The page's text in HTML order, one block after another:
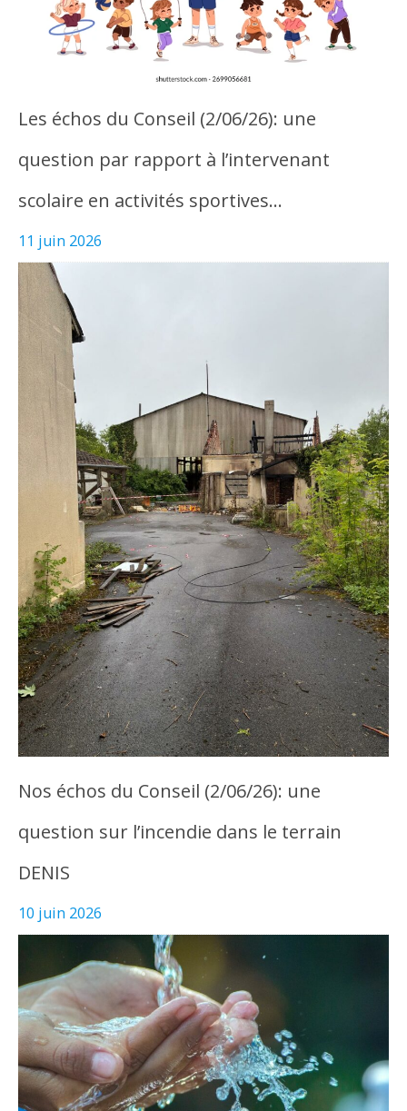
Les échos du Conseil (2/06/26): une
question par rapport à l’intervenant
scolaire en activités sportives…
11 juin 2026
Nos échos du Conseil (2/06/26): une
question sur l’incendie dans le terrain
DENIS
10 juin 2026